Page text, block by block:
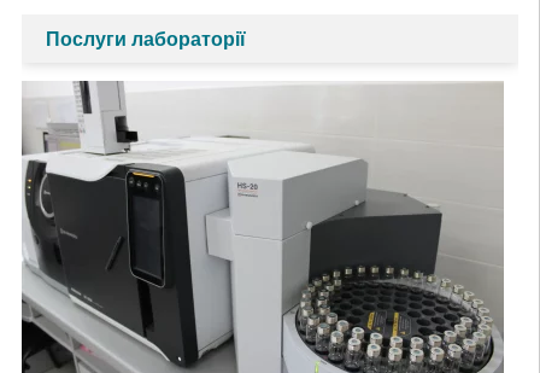
Послуги лабораторії